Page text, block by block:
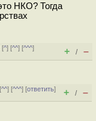
НКО? Тогда
[^] [^^] [^^^]
+ / –
^^] [^^^] [ответить]
+ / –